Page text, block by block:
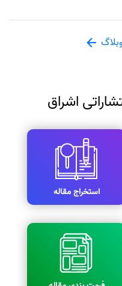
اشراق
استخراج مقاله